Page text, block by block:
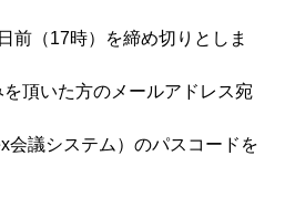
前（17時）を締め切り としま
いた方のメールアドレス宛
テム）のパスコードを